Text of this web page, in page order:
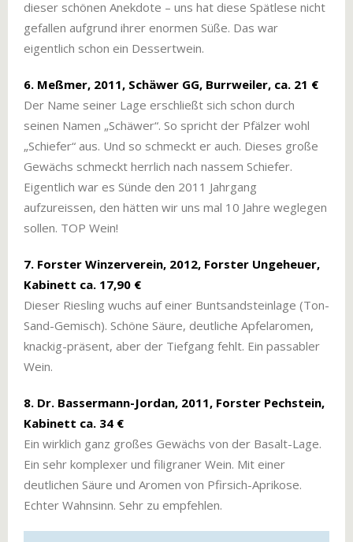
dieser schönen Anekdote – uns hat diese Spätlese nicht
gefallen aufgrund ihrer enormen Süße. Das war
eigentlich schon ein Dessertwein.
6. Meßmer, 2011, Schäwer GG, Burrweiler, ca. 21 €
Der Name seiner Lage erschließt sich schon durch
seinen Namen „Schäwer“. So spricht der Pfälzer wohl
„Schiefer“ aus. Und so schmeckt er auch. Dieses große
Gewächs schmeckt herrlich nach nassem Schiefer.
Eigentlich war es Sünde den 2011 Jahrgang
aufzureissen, den hätten wir uns mal 10 Jahre weglegen
sollen. TOP Wein!
7. Forster Winzerverein, 2012, Forster Ungeheuer,
Kabinett ca. 17,90 €
Dieser Riesling wuchs auf einer Buntsandsteinlage (Ton-
Sand-Gemisch). Schöne Säure, deutliche Apfelaromen,
knackig-präsent, aber der Tiefgang fehlt. Ein passabler
Wein.
8. Dr. Bassermann-Jordan, 2011, Forster Pechstein,
Kabinett ca. 34 €
Ein wirklich ganz großes Gewächs von der Basalt-Lage.
Ein sehr komplexer und filigraner Wein. Mit einer
deutlichen Säure und Aromen von Pfirsich-Aprikose.
Echter Wahnsinn. Sehr zu empfehlen.